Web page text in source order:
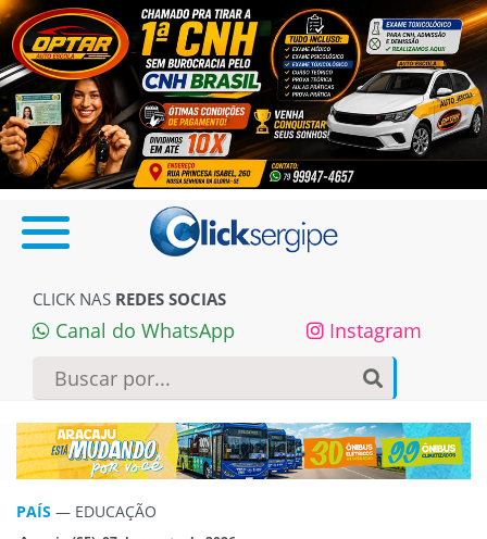
CLICK NAS REDES SOCIAS
Canal do WhatsApp Instagram
PAÍS — EDUCAÇÃO